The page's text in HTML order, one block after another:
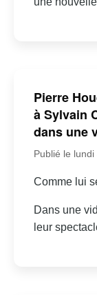
Pierre
à Sylvain
dans une
Publié le
Comme lui
Dans une
leur